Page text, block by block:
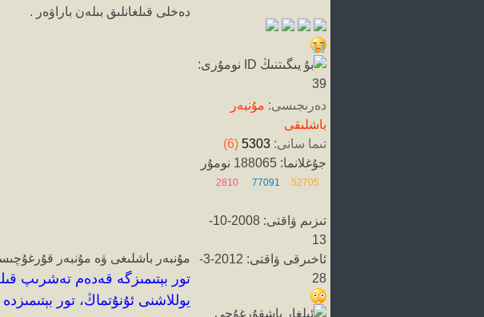
دەرىجىسى: مۇنبەر
باشلىقى
تىما سانى: 5303
(6)
جۇغلانما: 188065 نومۇر
52705
77091
2810
تىزىم ۋاقتى: 2008-10-
13
ئاخىرقى ۋاقتى: 2012-3-
28
دەخلى قىلغانلىق بىلەن باراۋەر .
مۇنبەر باشلىغى ۋە مۇنبەر
تور بېتىمىزگە قەدەم تەشرىپ
يوللاشنى ئۇنۇتماڭ، تور